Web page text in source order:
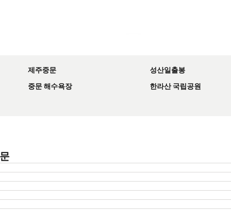
제주중문
성산일출봉
중문 해수욕장
한라산 국립공원